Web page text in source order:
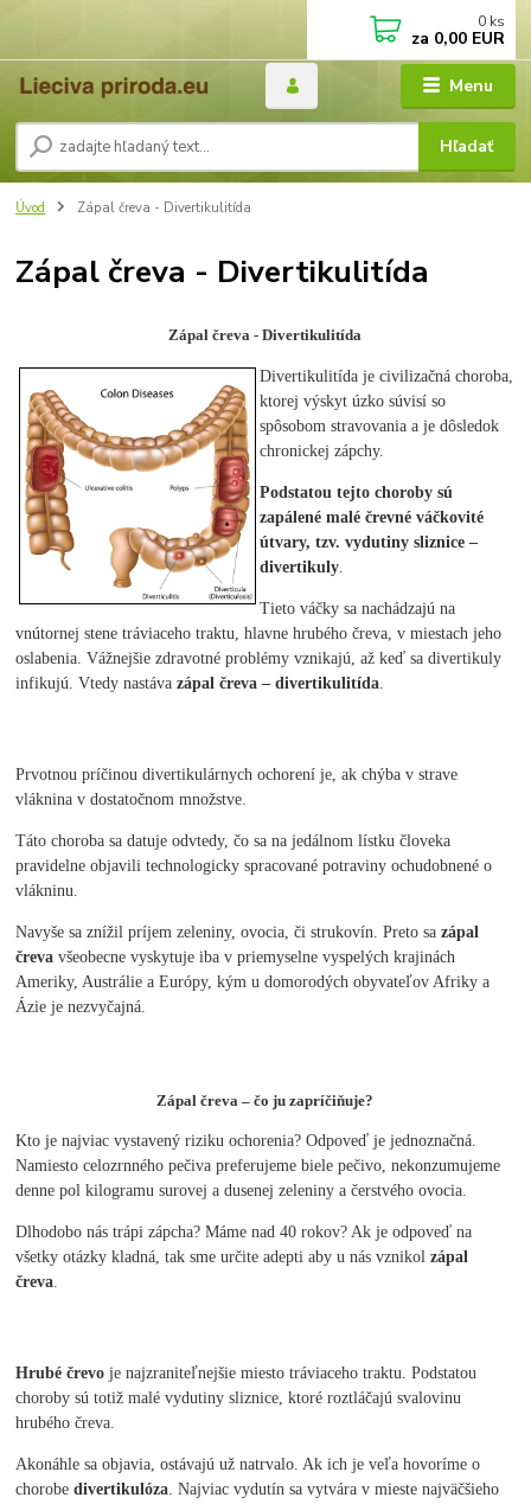
Menu
Hľadať
0 ks
za 0,00 EUR
Úvod Zápal čreva - Divertikulitída
Zápal čreva - Divertikulitída
Zápal čreva - Divertikulitída
Divertikulitída je civilizačná choroba,
ktorej výskyt úzko súvisí so
spôsobom stravovania a je dôsledok
chronickej zápchy.
Podstatou tejto choroby sú
zapálené malé črevné váčkovité
útvary, tzv. vydutiny sliznice –
divertikuly
Tieto váčky sa nachádzajú na
vnútornej stene tráviaceho traktu, hlavne hrubého čreva, v miestach jeho
oslabenia. Vážnejšie zdravotné problémy vznikajú, až keď sa divertikuly
infikujú. Vtedy nastávazápal čreva – divertikulitída
Prvotnou príčinou divertikulárnych ochorení je, ak chýba v strave
vláknina v dostatočnom množstve.
Táto choroba sa datuje odvtedy, čo sa na jedálnom lístku človeka
pravidelne objavili technologicky spracované potraviny ochudobnené o
vlákninu.
Navyše sa znížil príjem zeleniny, ovocia, či strukovín. Preto sazápal
čreva všeobecne vyskytuje iba v priemyselne vyspelých krajinách
Ameriky, Austrálie a Európy, kým u domorodých obyvateľov Afriky a
Ázie je nezvyčajná.
Zápal čreva – čo ju zapríčiňuje?
Kto je najviac vystavený riziku ochorenia? Odpoveď je jednoznačná.
Namiesto celozrnného pečiva preferujeme biele pečivo, nekonzumujeme
denne pol kilogramu surovej a dusenej zeleniny a čerstvého ovocia.
Dlhodobo nás trápi zápcha? Máme nad 40 rokov? Ak je odpoveď na
všetky otázky kladná, tak sme určite adepti aby u nás vznikolzápal
čreva.
Hrubé črevo je najzraniteľnejšie miesto tráviaceho traktu. Podstatou
choroby sú totiž malé vydutiny sliznice, ktoré roztláčajú svalovinu
hrubého čreva.
Akonáhle sa objavia, ostávajú už natrvalo. Ak ich je veľa hovoríme o
chorobedivertikulóza. Najviac vydutín sa vytvára v mieste najväčšieho